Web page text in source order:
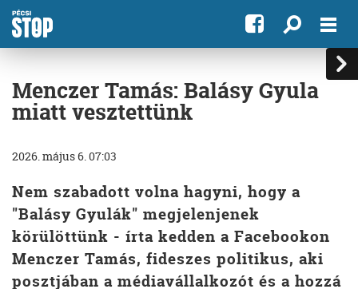
Menczer Tamás: Balásy Gyula
miatt vesztettünk
2026. május 6. 07:03
Nem szabadott volna hagyni, hogy a
"Balásy Gyulák" megjelenjenek
körülöttünk - írta kedden a Facebookon
Menczer Tamás, fideszes politikus, aki
posztjában a médiavállalkozót és a hozzá